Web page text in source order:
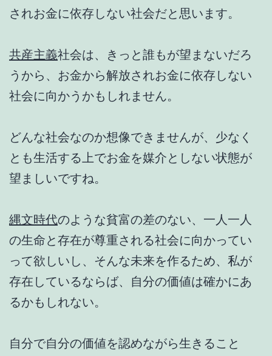
されお金に依存しない社会だと思います。
共産主義社会は、きっと誰もが望まないだろ
うから、お金から解放されお金に依存しない
社会に向かうかもしれません。
どんな社会なのか想像できませんが、少なく
とも生活する上でお金を媒介としない状態が
望ましいですね。
縄文時代のような貧富の差のない、一人一人
の生命と存在が尊重される社会に向かってい
って欲しいし、そんな未来を作るため、私が
存在しているならば、自分の価値は確かにあ
るかもしれない。
自分で自分の価値を認めながら生きること